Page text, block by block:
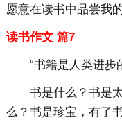
愿意在读书中品尝我的
读书作文 篇7
“书籍是人类进步
书是什么？书是
么？书是珍宝，有了